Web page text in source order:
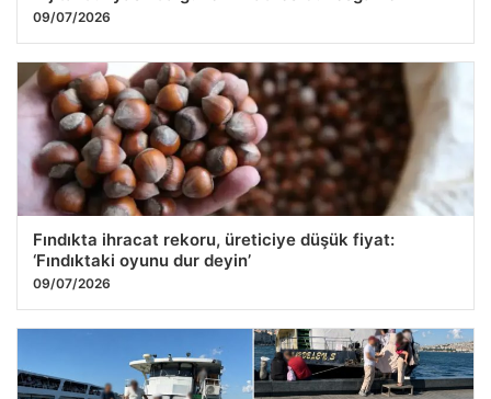
09/07/2026
Fındıkta ihracat rekoru, üreticiye düşük fiyat:
‘Fındıktaki oyunu dur deyin’
09/07/2026